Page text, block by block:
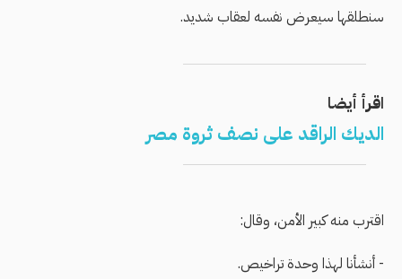
سنطلقها سيعرض نفسه لعقاب شديد.
اقرأ أيضا
الديك الراقد على نصف ثروة مصر
اقترب منه كبير الأمن، وقال:
- أنشأنا لهذا وحدة تراخيص.